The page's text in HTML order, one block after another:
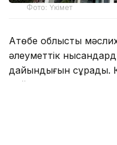
Фото: Үкімет
Ақтөбе облыстық
әлеуметтік
дайындығын сұрады.
дайындығы 60%